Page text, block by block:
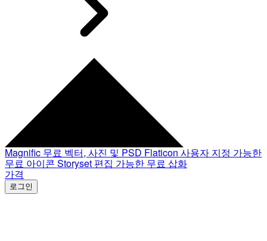
Magnific 무료 벡터, 사진 및 PSD Flaticon 사용자 지정 가능한
무료 아이콘 Storyset 편집 가능한 무료 삽화
가격
로그인